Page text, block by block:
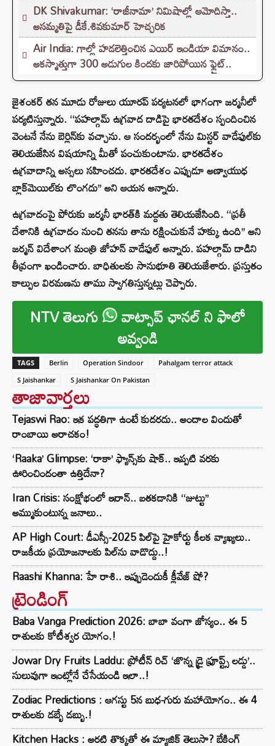
DK Shivakumar: ‘రాజీనామా’ నిమిషాల్లో ఆమోదిస్తా..
అసమ్మతిపై డీకే.శివకుమార్ హెచ్చరిక
Air India: గాల్లో హడలెత్తించిన ఎయిర్ ఇండియా విమానం..
అకస్మాత్తుగా 300 అడుగుల కిందకు జారిపోయిన ఫ్లైట్..
జైశంకర్ తన మూడు రోజులు యూరప్ పర్యటనలో భాగంగా జర్మనీలో
పర్యటిస్తున్నారు. ‘‘పహల్గామ్ ఉగ్రవాద దాడిపై భారతదేశం స్పందించిన
వెంటనే నేను బెర్లిన్‌కు వచ్చాను. ఆ సందర్భంలో నేను మిస్టర్ వాడేఫుల్‌కు
తెలియజేసిన విషయాన్ని మీతో పంచుకుంటాను. భారతదేశం
ఉగ్రవాదాన్ని అస్సలు సహించదు. భారతదేశం ఎప్పుడూ అణ్వాయుధ
బ్లాక్‌మెయిల్‌కు లొంగదు’’ అని ఆయన అన్నారు.
ఉగ్రవాదంపై పోరుకు జర్మనీ భారత్‌కి మద్దతు తెలియజేసింది. ‘‘ప్రతీ
దేశానికి ఉగ్రవాదం నుంచి తనను తాను రక్షించుకునే హక్కు ఉంది’’ అని
జర్మన్ విదేశాంగ మంత్రి జోహన్ వాడేఫుల్ అన్నారు. పహల్గామ్ దాడిని
తీవ్రంగా ఖండించారు. బాధితులకు సానుభూతి తెలియజేశారు. ప్రస్తుతం
కాల్పుల విరమణను తాము స్వాగతిస్తున్నట్లు చెప్పారు.
NTV తెలుగు వాట్సాప్ ఛానల్ ని ఫాలో
అవ్వండి
TAGS Berlin Operation Sindoor
Pahalgam terror attack
S Jaishankar
S Jaishankar On Pakistan
తాజావార్తలు
Tejaswi Rao: ఇక పద్ధతిగా ఉంటే కుదరదు.. అందాల విందుతో
రాంబాయి అరాచకం!
‘Raaka’ Glimpse: ‘రాకా’ ఫ్యాన్స్‌కు షాక్.. ఇప్పటి వరకు
ఊరించిందంతా ఉత్తిదేనా?
Iran Crisis: సంక్షోభంలో ఇరాన్.. బతకడానికి ‘‘జుట్టు’’
అమ్ముకుంటున్న జనాలు..
AP High Court: డీఎస్సీ-2025 పిల్‌పై హైకోర్టు కీలక వ్యాఖ్యలు..
రాజకీయ ప్రయోజనాలకు పిల్‌ను వాడొద్దు..!
Raashi Khanna: హే రాశి.. ఇప్పుడెందుకీ క్లీవేజ్ షో?
ట్రెండింగ్‌
Baba Vanga Prediction 2026: బాబా వంగా జోస్యం.. ఈ 5
రాశులకు కోటీశ్వర యోగం.!
Jowar Dry Fruits Laddu: ప్రోటీన్ రిచ్ ‘జొన్న డ్రై ఫ్రూప్ట్స్ లడ్డు’..
సులువుగా ఇంట్లోనే చేసేయండి ఇలా..!
Zodiac Predictions : ఆగస్టు 5న బుధ-గురు మహాయోగం.. ఈ 4
రాశులకు డబ్బే డబ్బు.!
Kitchen Hacks : అరటి తొక్కతో ఈ మ్యాజిక్ తెలుసా? బేకింగ్